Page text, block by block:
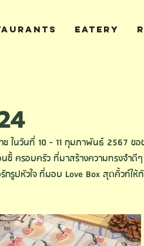
EATERY
ช ในวันที่ 10 - 11 กุมภาพันธ์ 2567 ข
ครอบครัว ที่มาสร้างความทรงจำดี
กรูปหัวใจ ที่มอบ Love Box สุดคิ้วท์ให้